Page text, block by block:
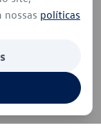
nossas políticas